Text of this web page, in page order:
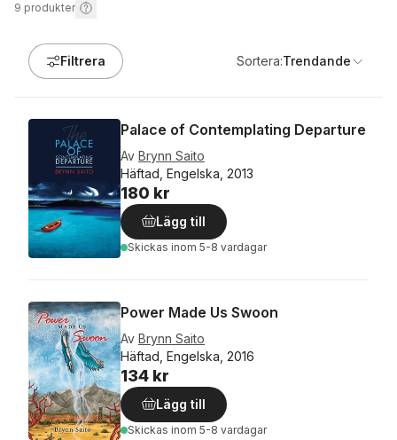
9 produkter
Filtrera Sortera:Trendande
Palace of Contemplating Departure
Av Brynn Saito
Häftad, Engelska, 2013
180 kr
Lägg till
Skickas inom 5-8 vardagar
Power Made Us Swoon
Av Brynn Saito
Häftad, Engelska, 2016
134 kr
Lägg till
Skickas inom 5-8 vardagar